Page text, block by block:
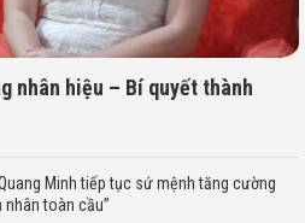
nhân hiệu – Bí quyết thành
Minh tiếp tục sứ mệnh tăng cường
toàn cầu”